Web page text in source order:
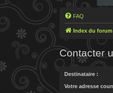
FAQ
Index du forum
Contacter
Destinataire :
Votre adresse